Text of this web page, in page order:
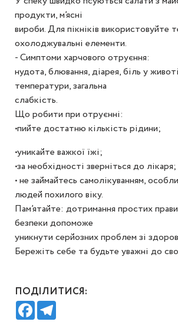
продукти, м’ясні
вироби. Для пікніків використовуйте
охолоджувальні елементи.
- Симптоми харчового отруєння:
нудота, блювання, діарея, біль у
температури, загальна
слабкість.
Що робити при отруєнні:
•пийте достатню кількість рідини;
•уникайте важкої їжі;
•за необхідності зверніться до лікаря;
• не займайтесь самолікуванням,
людей похилого віку.
Пам’ятайте: дотримання простих
безпеки допоможе
уникнути серйозних проблем зі
Бережіть себе та будьте уважні до
ПОДІЛИТИСЯ:
Facebook